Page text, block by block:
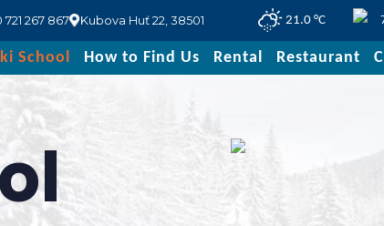
721 267 867 Kubova Huť 22, 38501 21.0 °C
School How to Find Us Rental Restaurant